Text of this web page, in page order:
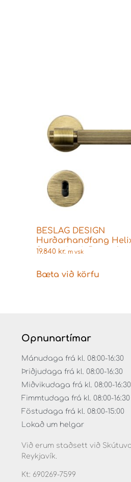
BESLAG DESIGN
Hurðarhandfang
Stripe Antik Brons fyrir
19.840 kr. m vsk
Bæta við körfu
Opnunartímar
Mánudaga frá kl. 08:00-16:30
Þriðjudaga frá kl. 08:00-16:30
Miðvikudaga frá kl. 08:00-16:30
Fimmtudaga frá kl. 08:00-16:30
Föstudaga frá kl. 08:00-15:00
Lokað um helgar
Við erum staðsett við
Reykjavík.
Kt: 690269-7599